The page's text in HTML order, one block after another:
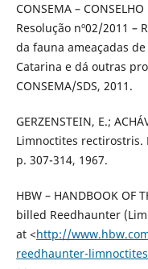
CONSEMA –
Resolução nº02/2011 –
da fauna ameaçadas
Catarina e dá outras
CONSEMA/SDS, 2011.
GERZENSTEIN, E.;
Limnoctites rectirostris.
p. 307-314, 1967.
HBW – HANDBOOK OF
billed Reedhaunter
at <http://
reedhaunter-